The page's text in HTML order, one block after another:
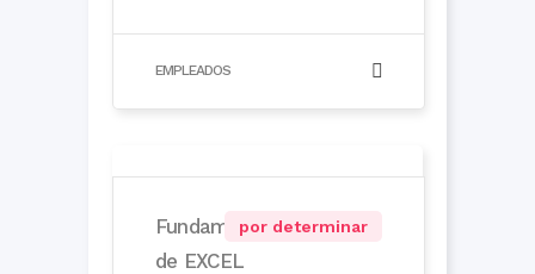
EMPLEADOS
Fundamentos
de EXCEL
por determinar